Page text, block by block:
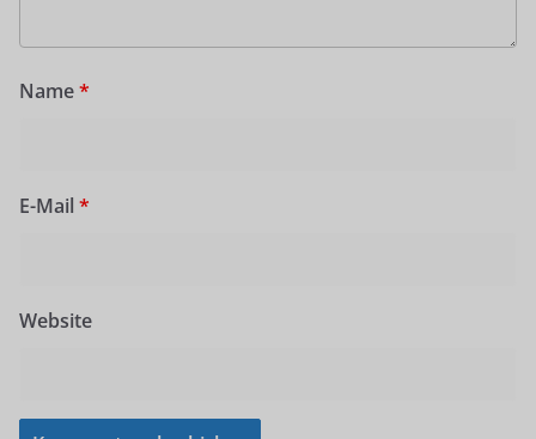
Name*
E-Mail *
Website